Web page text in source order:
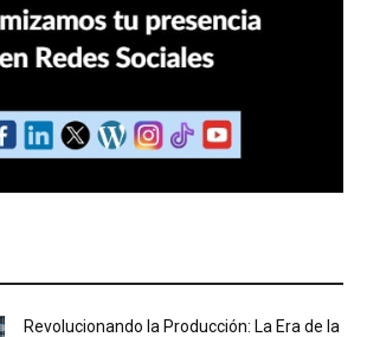
Revolucionando la Producción: La Era de la